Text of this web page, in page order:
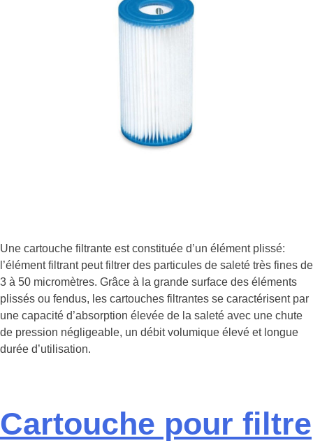
Une cartouche filtrante est constituée d’un élément plissé:
l’élément filtrant peut filtrer des particules de saleté très fines de
3 à 50 micromètres. Grâce à la grande surface des éléments
plissés ou fendus, les cartouches filtrantes se caractérisent par
une capacité d’absorption élevée de la saleté avec une chute
de pression négligeable, un débit volumique élevé et longue
durée d’utilisation.
Cartouche pour filtre